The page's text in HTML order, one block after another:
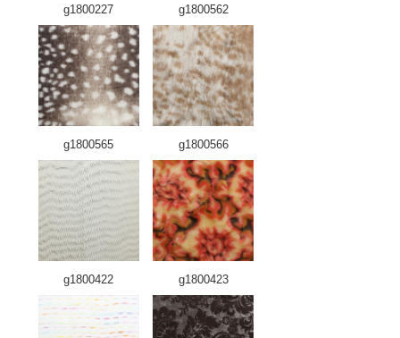
g1800227 g1800562
g1800565 g1800566
g1800422 g1800423